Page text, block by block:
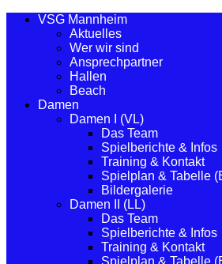
VSG Mannheim
Aktuelles
Wer wir sind
Ansprechpartner
Hallen
Beach
Damen
Damen I (VL)
Das Team
Spielberichte & Infos
Training & Kontakt
Spielplan & Tabelle
Bildergalerie
Damen II (LL)
Das Team
Spielberichte & Infos
Training & Kontakt
Spielplan & Tabelle